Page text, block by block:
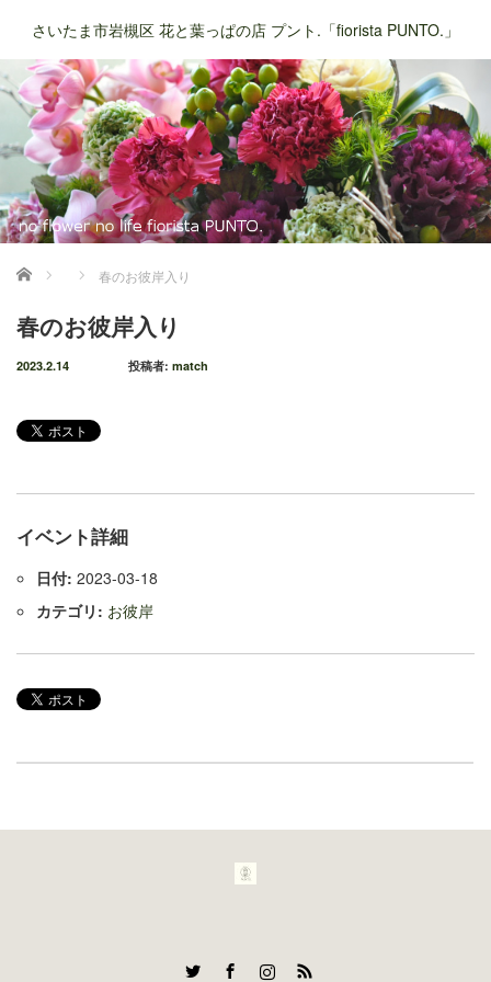
さいたま市岩槻区 花と葉っぱの店 プント.「fiorista PUNTO.」
ホーム 春のお彼岸入り
春のお彼岸入り
2023.2.14 投稿者: match
イベント詳細
日付: 2023-03-18
カテゴリ: お彼岸
RSS